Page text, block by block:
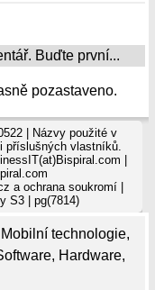
Mobilní technologie,
, Hardware,
Buďte první...
pozastaveno.
| Názvy použité v
příslušných vlastníků.
|
a ochrana soukromí|
S3 | pg(7814)